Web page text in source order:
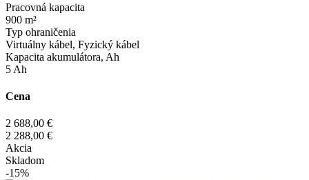
Pracovná kapacita
900 m²
Typ ohraničenia
Virtuálny kábel, Fyzický kábel
Kapacita akumulátora, Ah
5 Ah
Cena
2 688,00 €
2 288,00 €
Akcia
Skladom
-15%